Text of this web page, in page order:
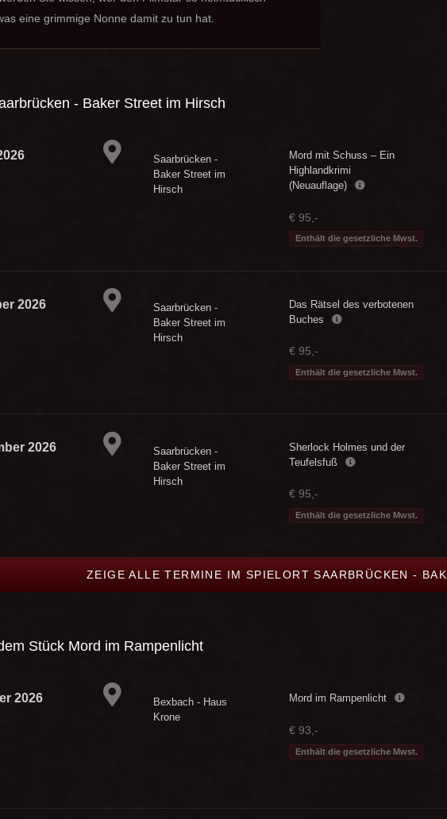
eine grimmige Nonne damit zu tun hat.
- Baker Street im Hirsch
Saarbrücken -
Baker Street im
Hirsch
Mord mit Schuss – Ein
Highlandkrimi
(Neuauflage)
€ 95,-
Enthält die gesetzliche Mwst.
2026
Saarbrücken -
Baker Street im
Hirsch
Das Rätsel des verbotenen
Buches
€ 95,-
Enthält die gesetzliche Mwst.
2026
Saarbrücken -
Baker Street im
Hirsch
Sherlock Holmes und der
Teufelsfuß
€ 95,-
Enthält die gesetzliche Mwst.
ZEIGE ALLE TERMINE IM SPIELORT SAARBRÜCKEN -
Stück Mord im Rampenlicht
2026
Bexbach - Haus
Krone
Mord im Rampenlicht
€ 93,-
Enthält die gesetzliche Mwst.